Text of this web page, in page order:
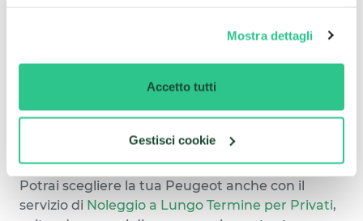
Mostra dettagli
Accetto tutti
Gestisci cookie
offriamo, avrai accesso all’unicità che questi
convenienza del nostro servizio.
Offriamo servizi per tutti, a partire dal
Lungo Termine per aziende e partite IVA, che
proposta, permette di accedere a importanti
vantaggi fiscali e gestionali.
Potrai scegliere la tua Peugeot anche con il
servizio di Noleggio a Lungo Termine per Privati,